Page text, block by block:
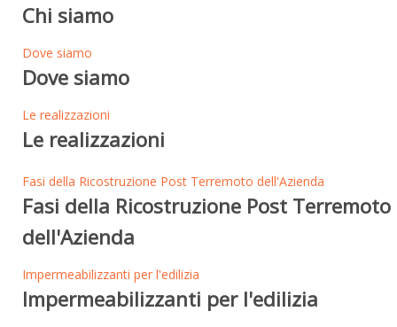
Chi siamo
Dove siamo
Dove siamo
Le realizzazioni
Le realizzazioni
Fasi della Ricostruzione Post Terremoto dell'Azienda
Fasi della Ricostruzione Post Terremoto
dell'Azienda
Impermeabilizzanti per l'edilizia
Impermeabilizzanti per l'edilizia